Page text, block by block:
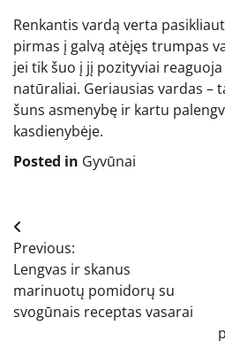
Renkantis vardą verta
pirmas į galvą atėjęs trumpas
jei tik šuo į jį pozityviai
natūraliai. Geriausias vardas –
šuns asmenybę ir kartu
kasdienybėje.
Posted in Gyvūnai
Navigacija
tarp
įrašų
Previous:
Lengvas ir skanus
marinuotų pomidorų su
svogūnais receptas vasarai